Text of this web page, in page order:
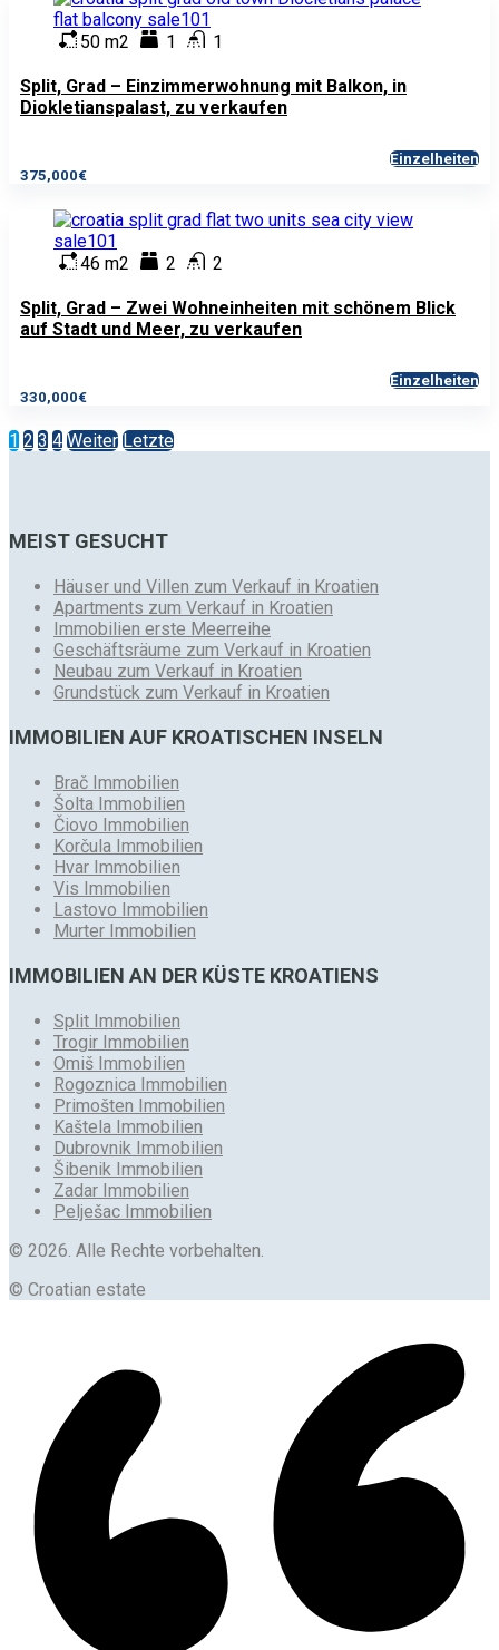
50 m2 1 1
Split, Grad – Einzimmerwohnung mit Balkon, in
Diokletianspalast, zu verkaufen
375,000€
Einzelheiten
46 m2 2 2
Split, Grad – Zwei Wohneinheiten mit schönem Blick
auf Stadt und Meer, zu verkaufen
330,000€
Einzelheiten
1 2 3 4 Weiter Letzte
MEIST GESUCHT
Häuser und Villen zum Verkauf in Kroatien
Apartments zum Verkauf in Kroatien
Immobilien erste Meerreihe
Geschäftsräume zum Verkauf in Kroatien
Neubau zum Verkauf in Kroatien
Grundstück zum Verkauf in Kroatien
IMMOBILIEN AUF KROATISCHEN INSELN
Brač Immobilien
Šolta Immobilien
Čiovo Immobilien
Korčula Immobilien
Hvar Immobilien
Vis Immobilien
Lastovo Immobilien
Murter Immobilien
IMMOBILIEN AN DER KÜSTE KROATIENS
Split Immobilien
Trogir Immobilien
Omiš Immobilien
Rogoznica Immobilien
Primošten Immobilien
Kaštela Immobilien
Dubrovnik Immobilien
Šibenik Immobilien
Zadar Immobilien
Pelješac Immobilien
© 2026. Alle Rechte vorbehalten.
© Croatian estate